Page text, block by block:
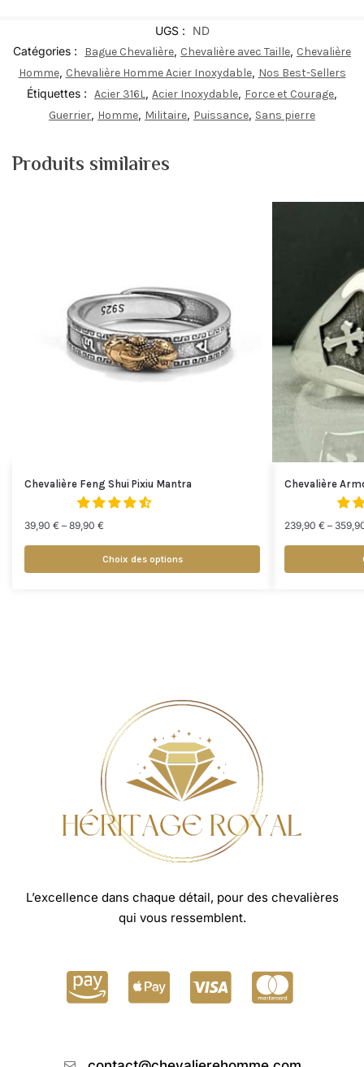
UGS :
ND
Catégories :
Bague Chevalière, Chevalière avec Taille, Chevalière
Homme, Chevalière Homme Acier Inoxydable, Nos Best-Sellers
Étiquettes : Acier 316L, Acier Inoxydable, Force et Courage,
Guerrier, Homme, Militaire, Puissance, Sans pierre
Produits similaires
Chevalière Feng Shui Pixiu Mantra
39,90 € – 89,90 €
Choix des options
Chevalière
239,90 € –
L’excellence dans chaque détail, pour des chevalières
qui vous ressemblent.